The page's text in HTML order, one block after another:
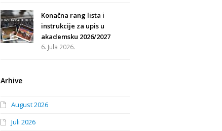
Konačna rang lista i
instrukcije za upis u
akademsku 2026/2027
6. Jula 2026.
Arhive
August 2026
Juli 2026